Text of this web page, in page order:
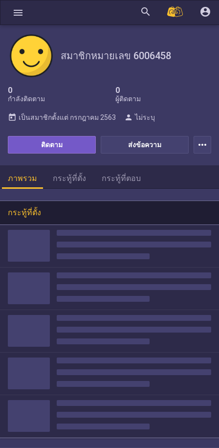
menu search account_circle
สมาชิกหมายเลข 6006458
0
กำลังติดตาม
0
ผู้ติดตาม
ส่งข้อความ
ติดตาม
today เป็นสมาชิกตั้งแต่ กรกฎาคม 2563 person ไม่ระบุ
more_horiz
ภาพรวม กระทู้ที่ตั้ง กระทู้ที่ตอบ
กระทู้ที่ตั้ง